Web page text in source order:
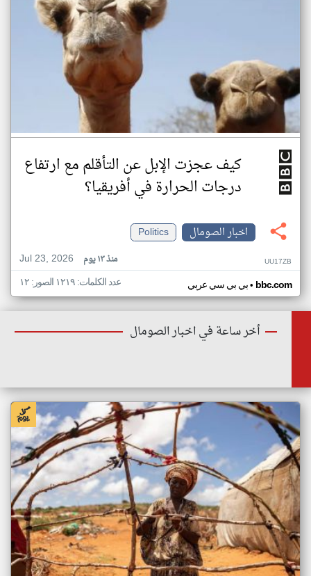
كيف عجزت الإبل عن التأقلم مع ارتفاع
درجات الحرارة في أفريقيا؟
اخبار الصومال
Politics
Jul 23, 2026
منذ ١٣ يوم UU17ZB
بي بي سي عربي• bbc.com عدد الكلمات: ١٢١٩ الصور: ١٢
أخر ساعة في اخبار الصومال